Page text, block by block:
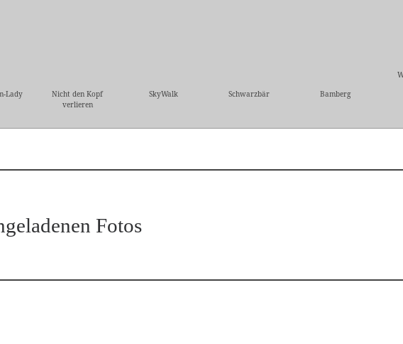
Lady
Nicht den Kopf
verlieren
SkyWalk Schwarzbär Bamberg
Fotos